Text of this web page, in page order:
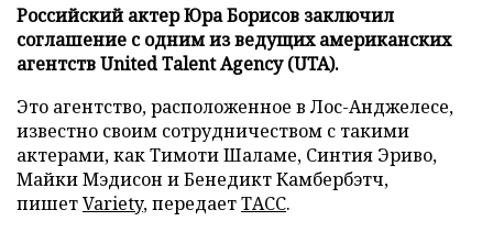
Российский актер Юра Борисов заключил
соглашение с одним из ведущих американских
агентств United Talent Agency (UTA).
Это агентство, расположенное в Лос-Анджелесе,
известно своим сотрудничеством с такими
актерами, как Тимоти Шаламе, Синтия Эриво,
Майки Мэдисон и Бенедикт Камбербэтч,
пишетVariety, передаетТАСС.